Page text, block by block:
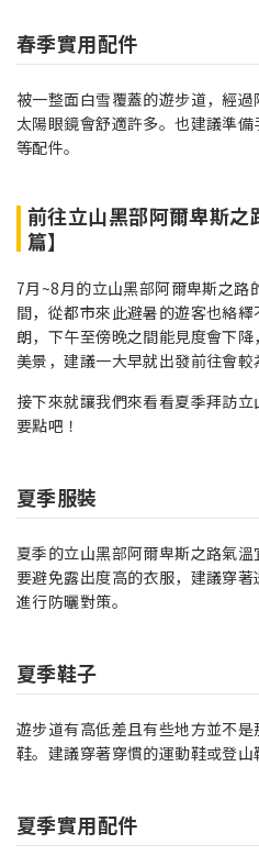
春季實用配件
被一整面白雪覆蓋的遊步道，經
太陽眼鏡會舒適許多。也建議準
等配件。
前往立山黑部阿爾卑斯之
篇】
7月~8月的立山黑部阿爾卑斯之路
間，從都市來此避暑的遊客也絡
朗，下午至傍晚之間能見度會下
美景，建議一大早就出發前往會較
接下來就讓我們來看看夏季拜訪
要點吧！
夏季服裝
夏季的立山黑部阿爾卑斯之路氣溫
要避免露出度高的衣服，建議穿
進行防曬對策。
夏季鞋子
遊步道有高低差且有些地方並不
鞋。建議穿著穿慣的運動鞋或登山
夏季實用配件